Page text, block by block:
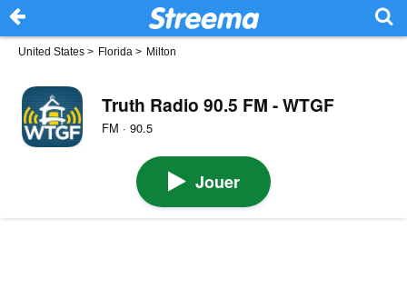
United States > Florida > Milton
Truth Radio 90.5 FM - WTGF
FM · 90.5
Jouer